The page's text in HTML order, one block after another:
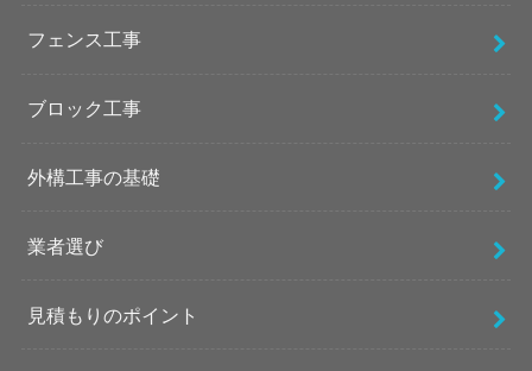
フェンス工事
ブロック工事
外構工事の基礎
業者選び
見積もりのポイント